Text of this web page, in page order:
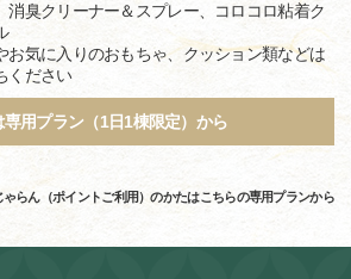
消臭クリーナー＆スプレー、コロコロ粘着ク
気に入りのおもちゃ、クッション類などは
ください
専用プラン（1日1棟限定）から
ゃらん（ポイントご利用）のかたはこちらの専用プランから